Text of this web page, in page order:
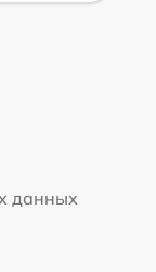
данных